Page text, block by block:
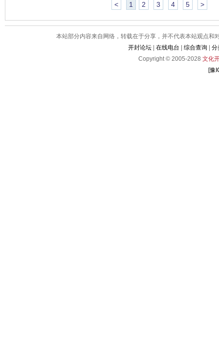
< 1 2 3 4 5 >
本站部分内容来自网络，转载在于分享，并不代表本站观点
开封论坛| 在线电台 综合查询
分
Copyright © 2005-2028 文化
[豫